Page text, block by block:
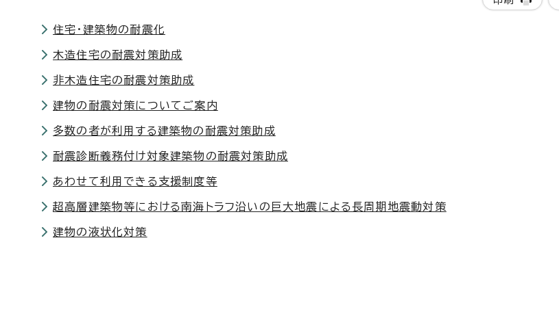
住宅・建築物の耐震化
木造住宅の耐震対策助成
非木造住宅の耐震対策助成
建物の耐震対策についてご案内
多数の者が利用する建築物の耐震対策助成
耐震診断義務付け対象建築物の耐震対策助成
あわせて利用できる支援制度等
超高層建築物等における南海トラフ沿いの巨大地震による長周期地震動対策
建物の液状化対策